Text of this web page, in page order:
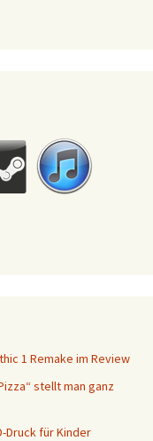
1 Remake im Review
stellt man ganz
Druck für Kinder